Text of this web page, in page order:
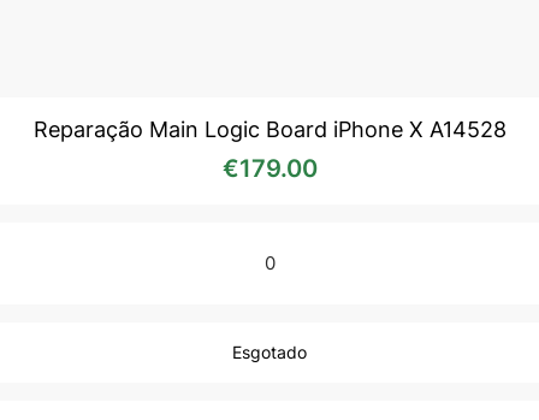
Reparação Main Logic Board iPhone X A14528
€179.00
0
Esgotado